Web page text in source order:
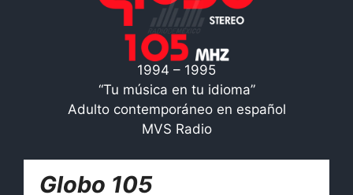
1994 – 1995
“Tu música en tu idioma”
Adulto contemporáneo en español
MVS Radio
Globo 105